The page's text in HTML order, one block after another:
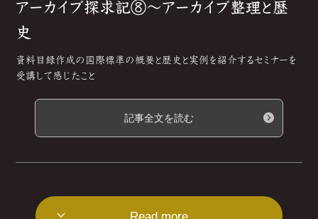
アーカイブ探求記⑧～アーカイブ整理と歴
史
資料目録作成の国際標準の概要と歴史と実例を紹介するセミナーを
受講して感じたこと
記事全文を読む
Read more